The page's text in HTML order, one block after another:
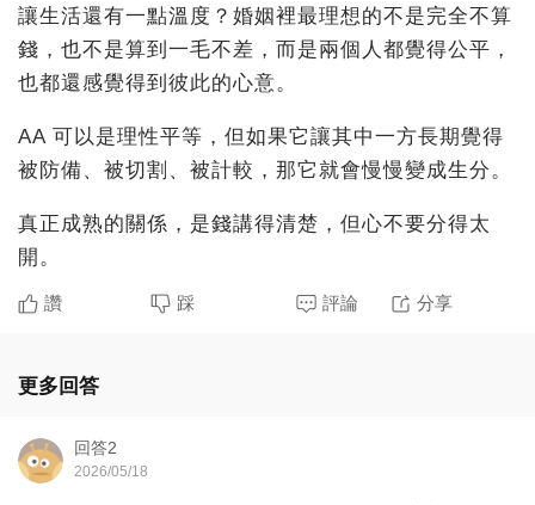
讓生活還有一點溫度？婚姻裡最理想的不是完全不算
錢，也不是算到一毛不差，而是兩個人都覺得公平，
也都還感覺得到彼此的心意。
AA 可以是理性平等，但如果它讓其中一方長期覺得
被防備、被切割、被計較，那它就會慢慢變成生分。
真正成熟的關係，是錢講得清楚，但心不要分得太
開。
讚 踩 評論 分享
更多回答
回答2
2026/05/18